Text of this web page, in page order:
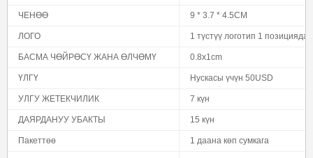
ЧЕНӨӨ 9 * 3.7 * 4.5CM
ЛОГО 1 түстүү логотип 1
БАСМА ЧӨЙРӨСҮ ЖАНА ӨЛЧӨМҮ 0.8x1cm
ҮЛГҮ Нускасы үчүн 50USD
УЛГУ ЖЕТЕКЧИЛИК 7 күн
ДАЯРДАНУУ УБАКТЫ 15 күн
Пакеттөө 1 даана көп сумкага